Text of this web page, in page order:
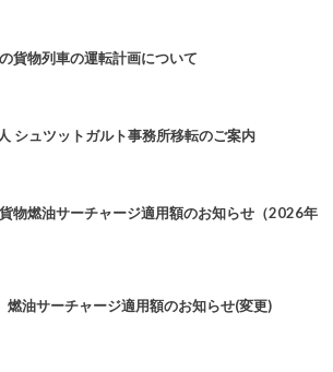
貨物列車の運転計画について
シュツットガルト事務所移転のご案内
物燃油サーチャージ適用額のお知らせ（2026年
油サーチャージ適用額のお知らせ(変更)